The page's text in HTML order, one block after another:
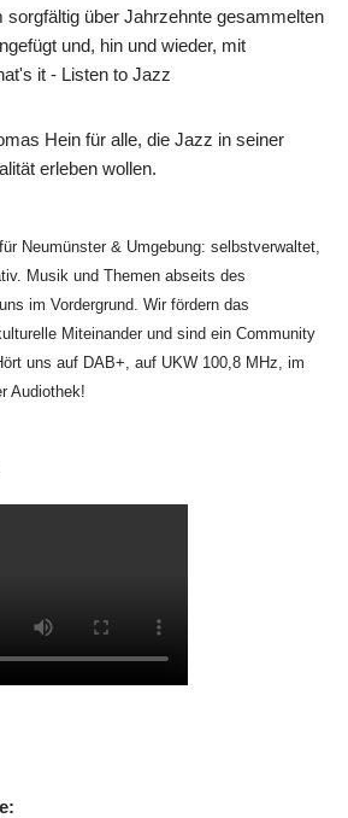
sorgfältig über Jahrzehnte gesammelten
und, hin und wieder, mit
it - Listen to Jazz
Hein für alle, die Jazz in seiner
erleben wollen.
Neumünster & Umgebung: selbstverwaltet,
Musik und Themen abseits des
im Vordergrund. Wir fördern das
Miteinander und sind ein Community
uns auf DAB+, auf UKW 100,8 MHz, im
Audiothek!